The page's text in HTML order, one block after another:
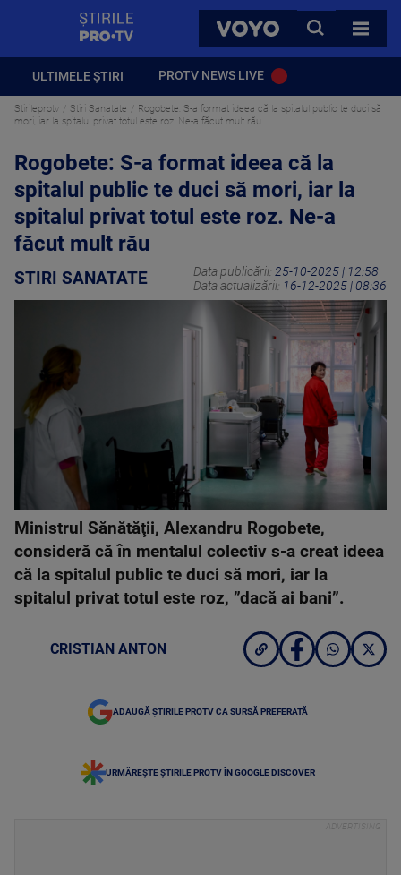
VOYO
CAUTA
TOATE
ULTIMELE ȘTIRI PROTV NEWS LIVE
Stirileprotv Stiri Sanatate
Rogobete: S-a format ideea că la spitalul public te duci să
mori, iar la spitalul privat totul este roz. Ne-a făcut mult rău
Rogobete: S-a format ideea că la
spitalul public te duci să mori, iar la
spitalul privat totul este roz. Ne-a
făcut mult rău
STIRI SANATATE Data publicării: 25-10-2025 | 12:58
Data actualizării: 16-12-2025 | 08:36
Ministrul Sănătăţii, Alexandru Rogobete,
consideră că în mentalul colectiv s-a creat ideea
că la spitalul public te duci să mori, iar la
spitalul privat totul este roz, ”dacă ai bani”.
CRISTIAN ANTON
ADAUGĂ ȘTIRILE PROTV CA SURSĂ PREFERATĂ
URMĂREȘTE ȘTIRILE PROTV ÎN GOOGLE DISCOVER